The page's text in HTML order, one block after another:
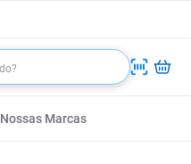
Nossas Marcas